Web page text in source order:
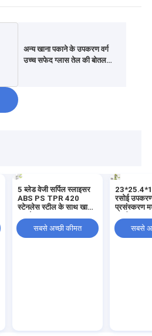
अन्य खाना पकाने के उपकरण वर्ग
उच्च सफेद ग्लास तेल की बोतल
5 ब्लेड वेजी सर्पिल स्लाइसर
ABS PS TPR 420
स्टेनलेस स्टील के साथ खाना
सबसे अच्छी कीमत
रसोई उपकरण
प्रसंस्करण
मांस कटर
सबसे